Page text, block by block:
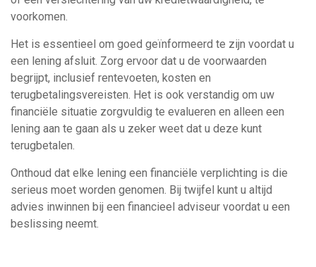
voorkomen.
Het is essentieel om goed geïnformeerd te zijn voordat u
een lening afsluit. Zorg ervoor dat u de voorwaarden
begrijpt, inclusief rentevoeten, kosten en
terugbetalingsvereisten. Het is ook verstandig om uw
financiële situatie zorgvuldig te evalueren en alleen een
lening aan te gaan als u zeker weet dat u deze kunt
terugbetalen.
Onthoud dat elke lening een financiële verplichting is die
serieus moet worden genomen. Bij twijfel kunt u altijd
advies inwinnen bij een financieel adviseur voordat u een
beslissing neemt.